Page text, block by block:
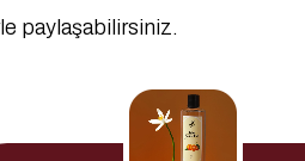
paylaşabilirsiniz.